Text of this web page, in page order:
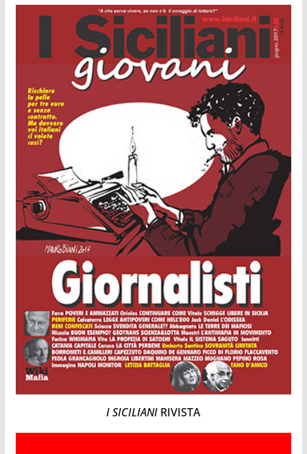
I SICILIANI RIVISTA